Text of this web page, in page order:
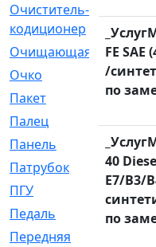
Очиститель-
кодиционер
Очищающая
Очко
Пакет
Палец
Панель
Патрубок
ПГУ
Педаль
Передняя
FE SAE
/
по
40
E7/B3/
по